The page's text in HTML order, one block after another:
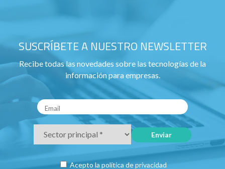
SUSCRÍBETE A NUESTRO NEWSLETTER
Recibe todas las novedades sobre las tecnologías de la
información para empresas.
Acepto la política de privacidad